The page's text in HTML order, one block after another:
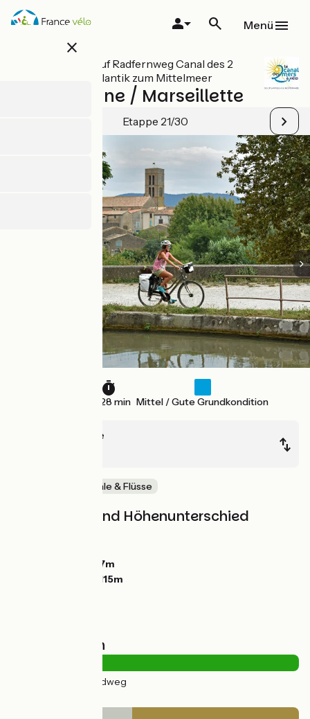
Direkt
zum
close
Menü
Alle Etappen auf Radfernweg Canal des 2
Mers - Vom Atlantik zum Mittelmeer
Carcassonne / Marseillette
Etappe 21/30
1 h 28 min Mittel / Gute Grundkondition
Carcassonne
Malerische Kanäle & Flüsse
Steigungen und Höhenunterschied
77m
115m
Straßentypen
(100%) Radweg